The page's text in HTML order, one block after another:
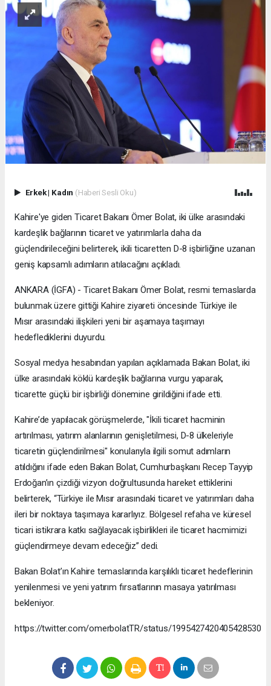
Erkek| Kadın (Haberi Sesli Oku)
Kahire'ye giden Ticaret Bakanı Ömer Bolat, iki ülke arasındaki
kardeşlik bağlarının ticaret ve yatırımlarla daha da
güçlendirileceğini belirterek, ikili ticaretten D-8 işbirliğine uzanan
geniş kapsamlı adımların atılacağını açıkladı.
ANKARA (İGFA) - Ticaret Bakanı Ömer Bolat, resmi temaslarda
bulunmak üzere gittiği Kahire ziyareti öncesinde Türkiye ile
Mısır arasındaki ilişkileri yeni bir aşamaya taşımayı
hedeflediklerini duyurdu.
Sosyal medya hesabından yapılan açıklamada Bakan Bolat, iki
ülke arasındaki köklü kardeşlik bağlarına vurgu yaparak,
ticarette güçlü bir işbirliği dönemine girildiğini ifade etti.
Kahire’de yapılacak görüşmelerde, "İkili ticaret hacminin
artırılması, yatırım alanlarının genişletilmesi, D-8 ülkeleriyle
ticaretin güçlendirilmesi" konularıyla ilgili somut adımların
atıldığını ifade eden Bakan Bolat, Cumhurbaşkanı Recep Tayyip
Erdoğan’ın çizdiği vizyon doğrultusunda hareket ettiklerini
belirterek, “Türkiye ile Mısır arasındaki ticaret ve yatırımları daha
ileri bir noktaya taşımaya kararlıyız. Bölgesel refaha ve küresel
ticari istikrara katkı sağlayacak işbirlikleri ile ticaret hacmimizi
güçlendirmeye devam edeceğiz” dedi.
Bakan Bolat’ın Kahire temaslarında karşılıklı ticaret hedeflerinin
yenilenmesi ve yeni yatırım fırsatlarının masaya yatırılması
bekleniyor.
https://twitter.com/omerbolatTR/status/1995427420405428530